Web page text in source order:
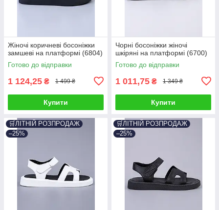
Жіночі коричневі босоніжки
замшеві на платформі (6804)
Готово до відправки
1 124,25 ₴ 1 499 ₴
Купити
Чорні босоніжки жіночі
шкіряні на платформі (6700)
Готово до відправки
1 011,75 ₴ 1 349 ₴
Купити
🛒ЛІТНІЙ РОЗПРОДАЖ
–25%
🛒ЛІТНІЙ РОЗПРОДАЖ
–25%